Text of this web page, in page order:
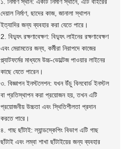
দেয়াল নির্মাণ, ছাদের কাজ, জানালা স্থাপন
ইত্যাদির জন্য ব্যবহার করা যেতে পারে।
2. বিদ্যুৎ রক্ষণাবেক্ষণ: বিদ্যুৎ লাইনের রক্ষণাবেক্ষণ
এবং মেরামতের জন্য, কর্মীরা নিরাপদে কাজের
প্ল্যাটফর্মের মাধ্যমে উচ্চ-ভোল্টেজ পাওয়ার লাইনের
কাছে যেতে পারেন।
৩. বিজ্ঞাপন ইনস্টলেশন: যখন উঁচু বিলবোর্ড ইনস্টল
বা প্রতিস্থাপন করা প্রয়োজন হয়, তখন এটি
প্রয়োজনীয় উচ্চতা এবং স্থিতিশীলতা প্রদান
করতে পারে।
৪. গাছ ছাঁটাই: ল্যান্ডস্কেপিং বিভাগ এটি গাছ
ছাঁটাই এবং লম্বা শাখা ছাঁটাইয়ের জন্য ব্যবহার